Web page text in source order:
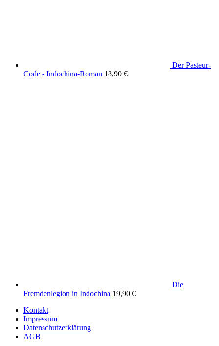
Der Pasteur-
Code - Indochina-Roman 18,90 €
Die
Fremdenlegion in Indochina 19,90 €
Kontakt
Impressum
Datenschutzerklärung
AGB